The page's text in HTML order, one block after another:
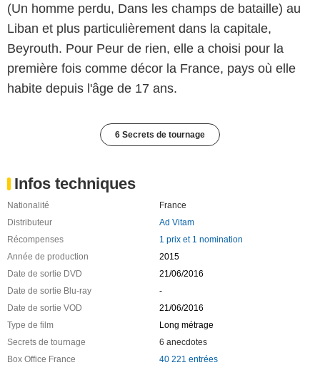
(Un homme perdu, Dans les champs de bataille) au
Liban et plus particulièrement dans la capitale,
Beyrouth. Pour Peur de rien, elle a choisi pour la
première fois comme décor la France, pays où elle
habite depuis l'âge de 17 ans.
6 Secrets de tournage
Infos techniques
Nationalité
France
Distributeur
Ad Vitam
Récompenses
1 prix et 1 nomination
Année de production
2015
Date de sortie DVD
21/06/2016
Date de sortie Blu-ray
-
Date de sortie VOD
21/06/2016
Type de film
Long métrage
Secrets de tournage
6 anecdotes
Box Office France
40 221 entrées